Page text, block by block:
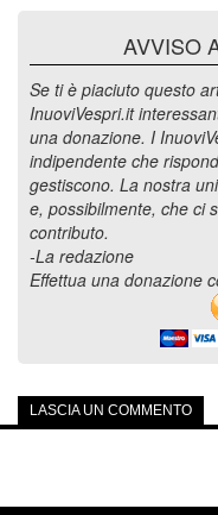
AVVISO
Se ti è piaciuto questo
InuoviVespri.it
una donazione. I
indipendente che
gestiscono. La nostra
e, possibilmente, che ci
contributo.
-La redazione
Effettua una donazione
LASCIA UN COMMENTO